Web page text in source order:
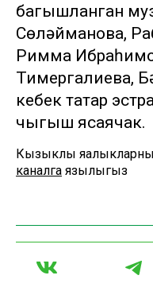
багышланган
Сөләйманова,
Римма
Тимергалиева,
кебек татар
чыгыш ясаячак.
Кызыклы яңалыкларны
каналга язылыгыз